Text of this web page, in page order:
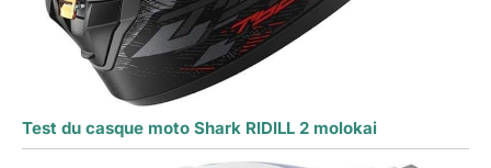
Test du casque moto Shark RIDILL 2 molokai